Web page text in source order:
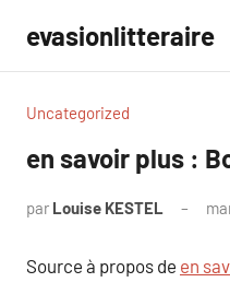
contenu
evasionlitteraire
Uncategorized
en savoir plus :
par Louise KESTEL
Source à propos de en